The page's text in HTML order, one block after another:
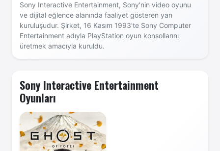
Sony Interactive Entertainment, Sony'nin video oyunu
ve dijital eğlence alanında faaliyet gösteren yan
kuruluşudur. Şirket, 16 Kasım 1993'te Sony Computer
Entertainment adıyla PlayStation oyun konsollarını
üretmek amacıyla kuruldu.
Sony Interactive Entertainment
Oyunları